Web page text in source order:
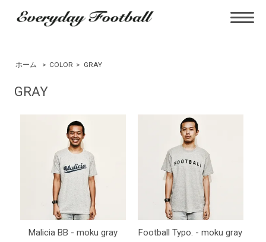
ホーム > COLOR > GRAY
GRAY
Malicia BB - moku gray Football Typo. - moku gray